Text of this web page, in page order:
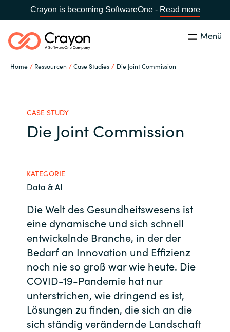
Crayon is becoming SoftwareOne - Read more
Menü
Home Ressourcen Case Studies Die Joint Commission
Global site
Austria
Bulgaria
Czechia
Denmark
Estonia
Suchen Schließen
Software Partner
IT Campus - Customer Trainings
Über uns
Kontakt
Karriere
Channel Partner
CASE STUDY
Die Joint Commission
KATEGORIE
Data & AI
Die Welt des Gesundheitswesens ist
eine dynamische und sich schnell
entwickelnde Branche, in der der
Bedarf an Innovation und Effizienz
noch nie so groß war wie heute. Die
COVID-19-Pandemie hat nur
unterstrichen, wie dringend es ist,
Lösungen zu finden, die sich an die
sich ständig verändernde Landschaft